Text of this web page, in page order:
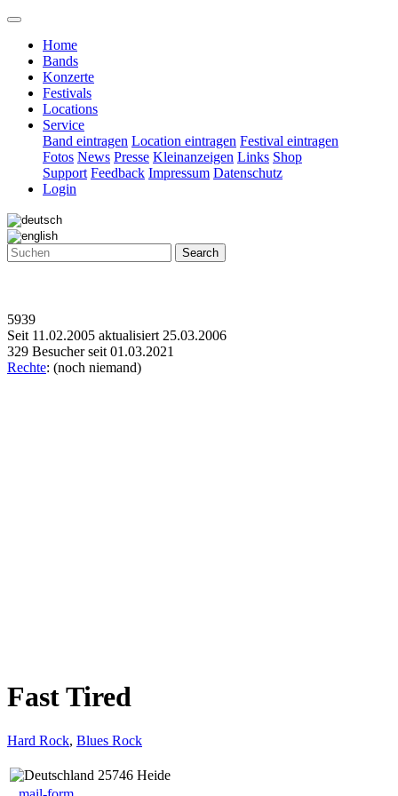
Home
Bands
Konzerte
Festivals
Locations
Service
Band eintragen Location eintragen Festival eintragen
Fotos News Presse Kleinanzeigen Links Shop
Support Feedback Impressum Datenschutz
Login
Search
5939
Seit 11.02.2005 aktualisiert 25.03.2006
329 Besucher seit 01.03.2021
Rechte: (noch niemand)
Fast Tired
Hard Rock, Blues Rock
25746 Heide